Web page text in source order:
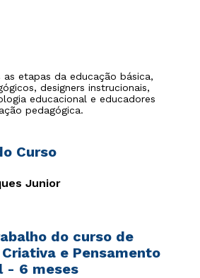
etapas da educação básica,
designers instrucionais,
educacional e educadores
pedagógica.
Curso
Junior
do curso de
e Pensamento
- 6 meses